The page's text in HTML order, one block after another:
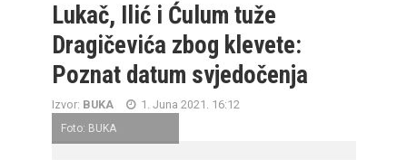
Lukač, Ilić i Ćulum tuže
Dragičevića zbog klevete:
Poznat datum svjedočenja
Izvor: BUKA 1. Juna 2021. 16:12
Foto: BUKA